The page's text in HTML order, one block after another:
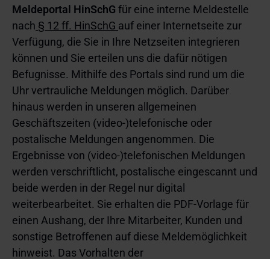
Meldeportal HinSchG für eine interne Meldestelle
nach § 12 ff. HinSchG auf einer Internetseite zur
Verfügung, die Sie in Ihre Netzseiten integrieren
können und Sie erteilen uns die dafür nötigen
Befugnisse. Mithilfe des Portals sind rund um die
Uhr vertrauliche Meldungen möglich. Darüber
hinaus werden in unseren allgemeinen
Geschäftszeiten (video-)telefonische oder
postalische Meldungen angenommen. Die
Ergebnisse von (video-)telefonischen Meldungen
werden verschriftlicht, postalische eingescannt und
beide werden in der Regel nur digital
weiterbearbeitet. Sie erhalten die PDF-Vorlage für
einen Aushang, der Ihre Mitarbeiter, Kunden und
sonstige Betroffenen auf diese Meldemöglichkeit
hinweist. Das Vorhalten der